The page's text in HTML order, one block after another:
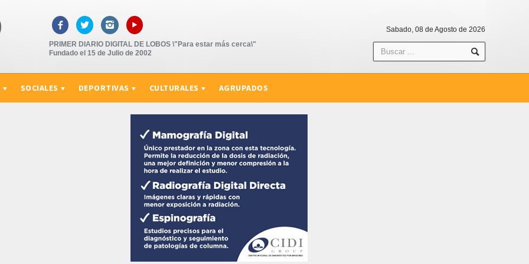
   ▸
PRIMER DIARIO DIGITAL DE LOBOS \"Para estar más cerca\"
Fundado el 15 de Julio de 2002
Sabado, 08 de Agosto de 2026
SOCIALES DEPORTIVAS CULTURALES AGRUPADOS